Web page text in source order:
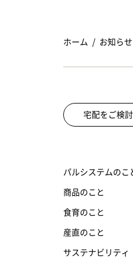
ホーム お知らせ
宅配をご検
パルシステムのこ
商品のこと
食育のこと
産直のこと
サステナビリティ